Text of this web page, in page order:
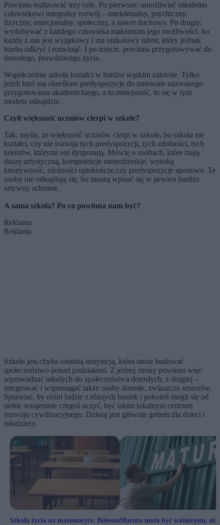
Powinna realizować trzy cele. Po pierwsze: umożliwiać młodemu
człowiekowi integralny rozwój – intelektualny, psychiczny,
fizyczny, emocjonalny, społeczny, a nawet duchowy. Po drugie:
wydobywać z każdego człowieka maksimum jego możliwości, bo
każdy z nas jest wyjątkowy i ma unikatowy talent, który jednak
trzeba odkryć i rozwinąć. I po trzecie, powinna przygotowywać do
dorosłego, prawdziwego życia.
Współcześnie szkoła kształci w bardzo wąskim zakresie. Tylko
jeżeli ktoś ma określone predyspozycje do umownie nazwanego
przygotowania akademickiego, a to mniejszość, to się w tym
modelu odnajdzie.
Czyli większość uczniów cierpi w szkole?
Tak, myślę, że większość uczniów cierpi w szkole, bo szkoła nie
kształci, czy nie rozwija tych predyspozycji, tych zdolności, tych
talentów, którymi oni dysponują. Mówię o osobach, które mają
duszę artystyczną, kompetencje menedżerskie, wysoką
kreatywność, zdolności opiekuńcze czy predyspozycje sportowe. Te
osoby nie odnajdują się, bo muszą wpisać się w pewien bardzo
sztywny schemat.
A sama szkoła? Po co powinna nam być?
Reklama
Reklama
Szkoła jest chyba ostatnią instytucją, która może budować
społeczeństwo ponad podziałami. Z jednej strony powinna więc
wprowadzać młodych do społeczeństwa dorosłych, z drugiej –
integrować i wspomagać także osoby dorosłe, zwłaszcza seniorów.
Sprawiać, by różni ludzie z różnych baniek i pokoleń mogli się od
siebie wzajemnie czegoś uczyć, być takim lokalnym centrum
rozwoju cywilizacyjnego. Dzisiaj jest głównie gettem dla dzieci i
młodzieży.
Szkoła życia na matematyce. BolesnaMatura może być ważniejsza, niż